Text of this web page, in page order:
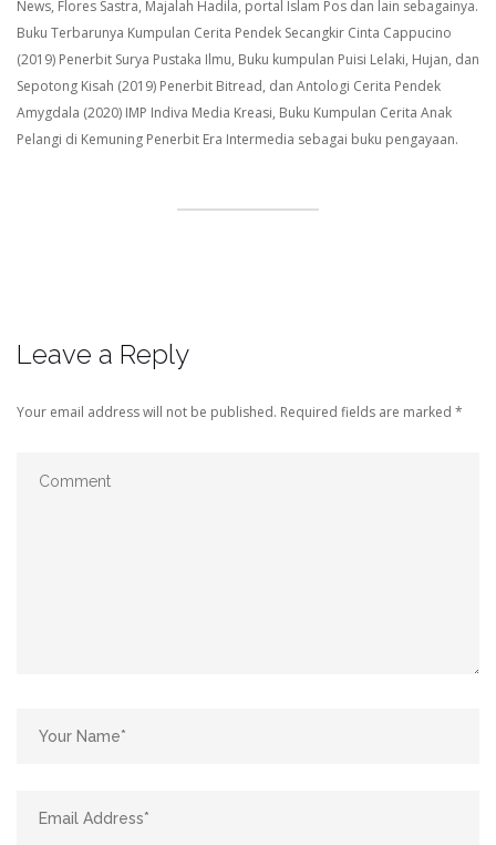
News, Flores Sastra, Majalah Hadila, portal Islam Pos dan lain sebagainya.
Buku Terbarunya Kumpulan Cerita Pendek Secangkir Cinta Cappucino
(2019) Penerbit Surya Pustaka Ilmu, Buku kumpulan Puisi Lelaki, Hujan, dan
Sepotong Kisah (2019) Penerbit Bitread, dan Antologi Cerita Pendek
Amygdala (2020) IMP Indiva Media Kreasi, Buku Kumpulan Cerita Anak
Pelangi di Kemuning Penerbit Era Intermedia sebagai buku pengayaan.
Leave a Reply
Your email address will not be published. Required fields are marked *